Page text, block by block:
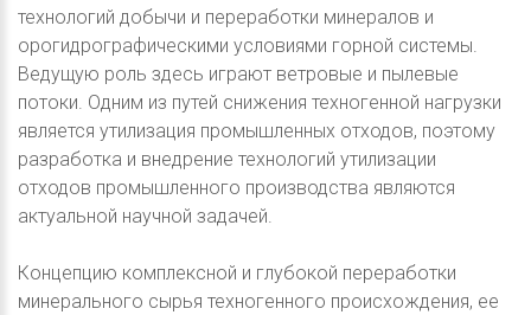
технологий добычи и переработки минералов и
орогидрографическими условиями горной системы.
Ведущую роль здесь играют ветровые и пылевые
потоки. Одним из путей снижения техногенной нагрузки
является утилизация промышленных отходов, поэтому
разработка и внедрение технологий утилизации
отходов промышленного производства являются
актуальной научной задачей.
Концепцию комплексной и глубокой переработки
минерального сырья техногенного происхождения, ее